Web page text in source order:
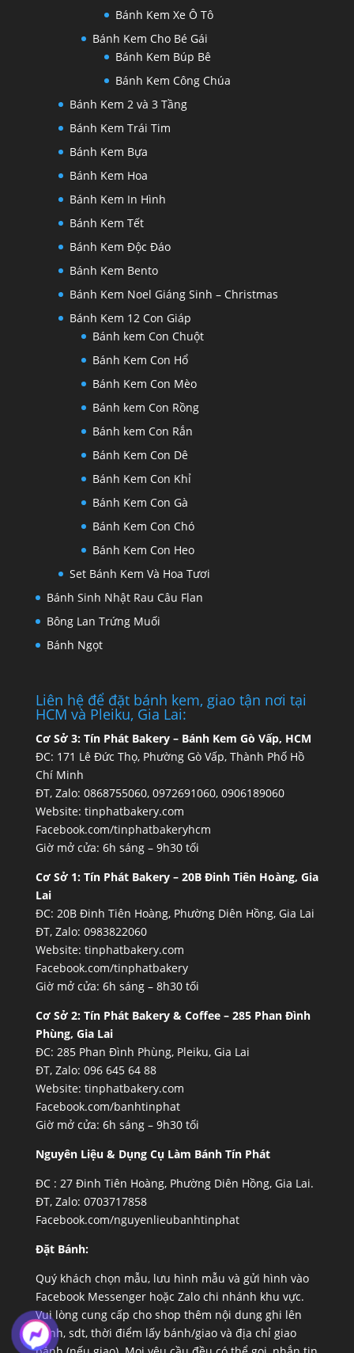
Bánh Kem Xe Ô Tô
Bánh Kem Cho Bé Gái
Bánh Kem Búp Bê
Bánh Kem Công Chúa
Bánh Kem 2 và 3 Tầng
Bánh Kem Trái Tim
Bánh Kem Bựa
Bánh Kem Hoa
Bánh Kem In Hình
Bánh Kem Tết
Bánh Kem Độc Đáo
Bánh Kem Bento
Bánh Kem Noel Giáng Sinh – Christmas
Bánh Kem 12 Con Giáp
Bánh kem Con Chuột
Bánh Kem Con Hổ
Bánh Kem Con Mèo
Bánh kem Con Rồng
Bánh kem Con Rắn
Bánh Kem Con Dê
Bánh Kem Con Khỉ
Bánh Kem Con Gà
Bánh Kem Con Chó
Bánh Kem Con Heo
Set Bánh Kem Và Hoa Tươi
Bánh Sinh Nhật Rau Câu Flan
Bông Lan Trứng Muối
Bánh Ngọt
Liên hệ để đặt bánh kem, giao tận nơi tại
HCM và Pleiku, Gia Lai:
Cơ Sở 3: Tín Phát Bakery – Bánh Kem Gò Vấp, HCM
ĐC: 171 Lê Đức Thọ, Phường Gò Vấp, Thành Phố Hồ
Chí Minh
ĐT, Zalo: 0868755060, 0972691060, 0906189060
Website: tinphatbakery.com
Facebook.com/tinphatbakeryhcm
Giờ mở cửa: 6h sáng – 9h30 tối
Cơ Sở 1: Tín Phát Bakery – 20B Đinh Tiên Hoàng, Gia
Lai
ĐC: 20B Đinh Tiên Hoàng, Phường Diên Hồng, Gia Lai
ĐT, Zalo: 0983822060
Website: tinphatbakery.com
Facebook.com/tinphatbakery
Giờ mở cửa: 6h sáng – 8h30 tối
Cơ Sở 2: Tín Phát Bakery & Coffee – 285 Phan Đình
Phùng, Gia Lai
ĐC: 285 Phan Đình Phùng, Pleiku, Gia Lai
ĐT, Zalo: 096 645 64 88
Website: tinphatbakery.com
Facebook.com/banhtinphat
Giờ mở cửa: 6h sáng – 9h30 tối
Nguyên Liệu & Dụng Cụ Làm Bánh Tín Phát
ĐC : 27 Đinh Tiên Hoàng, Phường Diên Hồng, Gia Lai.
ĐT, Zalo: 0703717858
Facebook.com/nguyenlieubanhtinphat
Đặt Bánh:
Quý khách chọn mẫu, lưu hình mẫu và gửi hình vào
Facebook Messenger hoặc Zalo chi nhánh khu vực.
Vui lòng cung cấp cho shop thêm nội dung ghi lên
bánh, sdt, thời điểm lấy bánh/giao và địa chỉ giao